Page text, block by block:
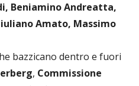
Beniamino Andreatta,
Amato, Massimo
bazzicano dentro e fuori
, Commissione